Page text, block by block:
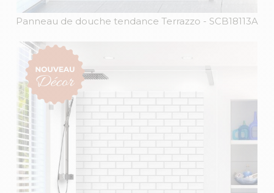
Panneau de douche tendance Terrazzo - SCB18113A